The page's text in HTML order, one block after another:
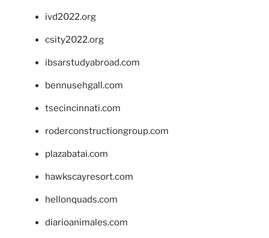
ivd2022.org
csity2022.org
ibsarstudyabroad.com
bennusehgall.com
tsecincinnati.com
roderconstructiongroup.com
plazabatai.com
hawkscayresort.com
hellonquads.com
diarioanimales.com